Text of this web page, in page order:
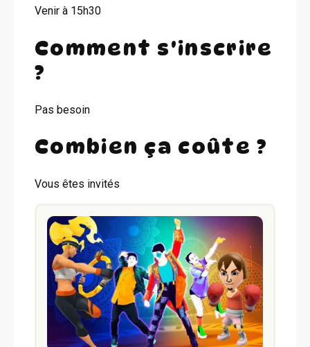
Venir à 15h30
Comment s'inscrire
?
Pas besoin
Combien ça coûte ?
Vous êtes invités